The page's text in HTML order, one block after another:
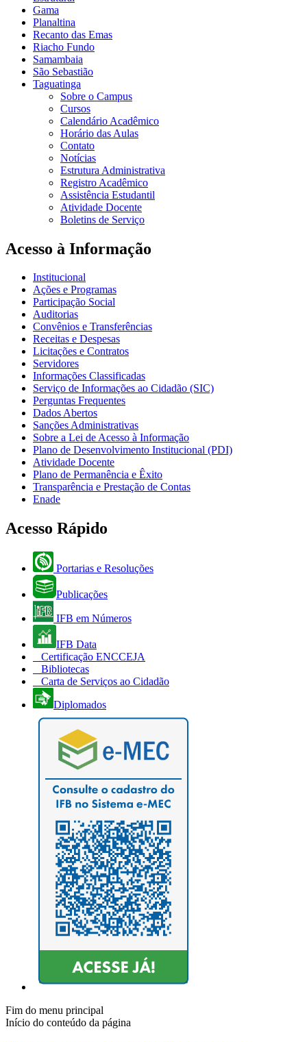
Gama
Planaltina
Recanto das Emas
Riacho Fundo
Samambaia
São Sebastião
Taguatinga
Sobre o Campus
Cursos
Calendário Acadêmico
Horário das Aulas
Contato
Notícias
Estrutura Administrativa
Registro Acadêmico
Assistência Estudantil
Atividade Docente
Boletins de Serviço
Acesso à Informação
Institucional
Ações e Programas
Participação Social
Auditorias
Convênios e Transferências
Receitas e Despesas
Licitações e Contratos
Servidores
Informações Classificadas
Serviço de Informações ao Cidadão (SIC)
Perguntas Frequentes
Dados Abertos
Sanções Administrativas
Sobre a Lei de Acesso à Informação
Plano de Desenvolvimento Institucional (PDI)
Atividade Docente
Plano de Permanência e Êxito
Transparência e Prestação de Contas
Enade
Acesso Rápido
Portarias e Resoluções
Publicações
IFB em Números
IFB Data
Certificação ENCCEJA
Bibliotecas
Carta de Serviços ao Cidadão
Diplomados
Fim do menu principal
Início do conteúdo da página